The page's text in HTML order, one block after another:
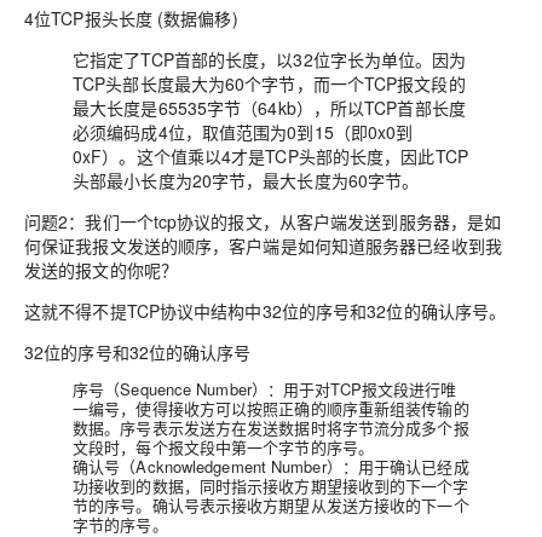
4位TCP报头长度 (数据偏移)
它指定了TCP首部的长度，以32位字长为单位。因为
TCP头部长度最大为60个字节，而一个TCP报文段的
最大长度是65535字节（64kb），所以TCP首部长度
必须编码成4位，取值范围为0到15（即0x0到
0xF）。这个值乘以4才是TCP头部的长度，因此TCP
头部最小长度为20字节，最大长度为60字节。
问题2：我们一个tcp协议的报文，从客户端发送到服务器，是如
何保证我报文发送的顺序，客户端是如何知道服务器已经收到我
发送的报文的你呢？
这就不得不提TCP协议中结构中32位的序号和32位的确认序号。
32位的序号和32位的确认序号
序号（Sequence Number）： 用于对TCP报文段进行唯
一编号，使得接收方可以按照正确的顺序重新组装传输的
数据。序号表示发送方在发送数据时将字节流分成多个报
文段时，每个报文段中第一个字节的序号。
确认号（Acknowledgement Number） ：用于确认已经成
功接收到的数据，同时指示接收方期望接收到的下一个字
节的序号。确认号表示接收方期望从发送方接收的下一个
字节的序号。